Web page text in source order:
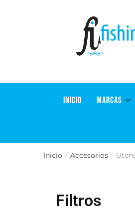
INICIO MARCAS
Inicio / Accesorios /
Filtros